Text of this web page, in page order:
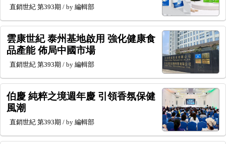
直銷世紀 第393期 / by 編輯部
雲康世紀 泰州基地啟用 強化健康食
品產能 佈局中國市場
直銷世紀 第393期 / by 編輯部
伯慶 純粹之境週年慶 引領香氛保健
風潮
直銷世紀 第393期 / by 編輯部